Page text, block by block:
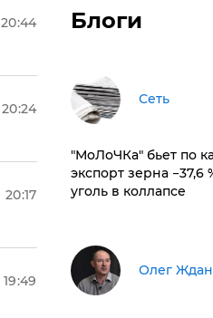
20:44
20:24
20:17
19:49
Блоги
Сеть
​"МоЛоЧКа" бьет по
экспорт зерна −37,6
уголь в коллапсе
Олег